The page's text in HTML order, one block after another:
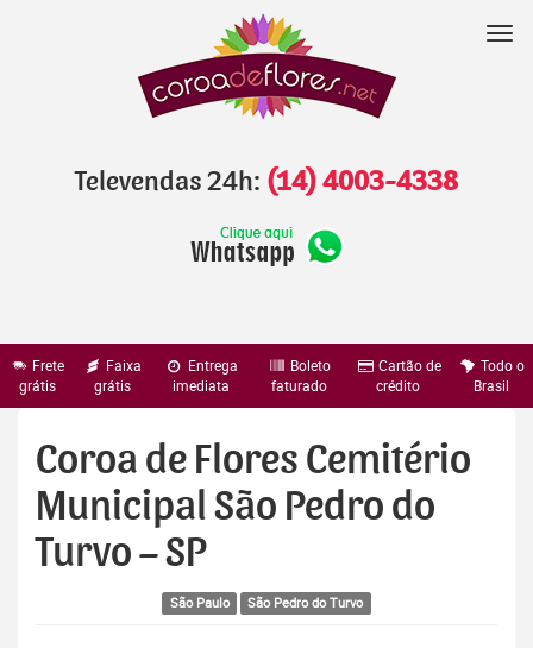
Televendas 24h: (14) 4003-4338
Frete
grátis
Faixa
grátis
Entrega
imediata
Boleto
faturado
Cartão de
crédito
Todo o
Brasil
Coroa de Flores Cemitério
Municipal São Pedro do
Turvo – SP
São Paulo São Pedro do Turvo